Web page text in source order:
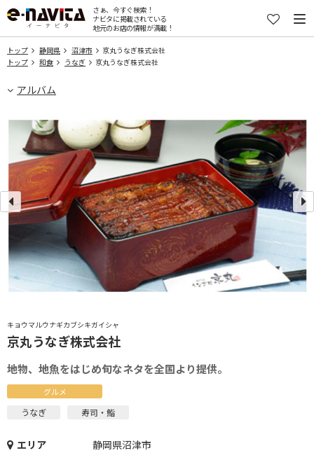
さぁ、今すぐ検索！
ナビタに掲載されている
地元のお店の情報が満載！
トップ 静岡県 沼津市
京丸うなぎ株式会社
トップ
和食 うなぎ 京丸うなぎ株式会社
アルバム
キョウマルウナギカブシキガイシャ
京丸うなぎ株式会社
地物、地魚をはじめ旬なネタを全国より提供。
グルメ
うなぎ 寿司・鮨
エリア
静岡県沼津市